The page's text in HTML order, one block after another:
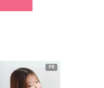
PR